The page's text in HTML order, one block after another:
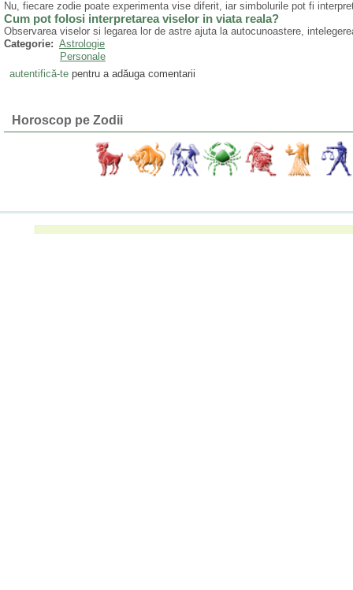
Nu, fiecare zodie poate experimenta vise diferit, iar simbolurile pot fi
Cum pot folosi interpretarea viselor in viata reala?
Observarea viselor si legarea lor de astre ajuta la autocunoastere,
Categorie: Astrologie
Personale
autentifică-tepentru a adăuga comentarii
Horoscop pe Zodii